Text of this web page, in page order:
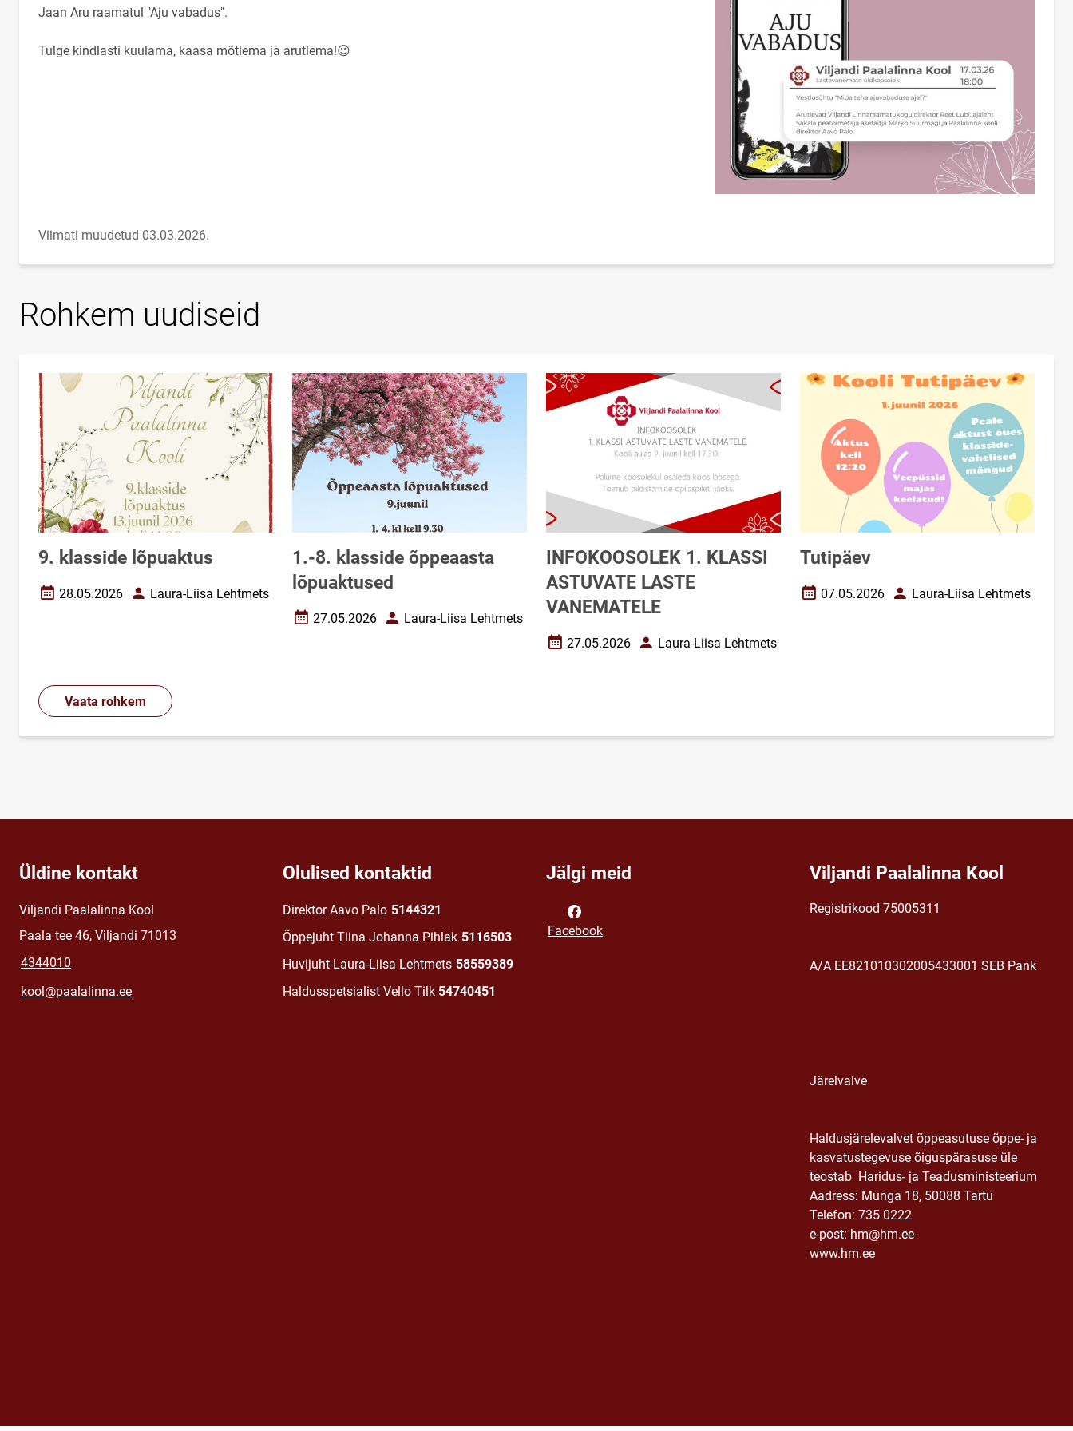
Jaan Aru raamatul "Aju vabadus".
Tulge kindlasti kuulama, kaasa mõtlema ja arutlema!😉
Viimati muudetud 03.03.2026.
Rohkem uudiseid
9. klasside lõpuaktus
Loomise kuupäev
28.05.2026 AutorLaura-Liisa Lehtmets
1.-8. klasside õppeaasta
lõpuaktused
Loomise kuupäev
27.05.2026 AutorLaura-Liisa Lehtmets
INFOKOOSOLEK 1. KLASSI
ASTUVATE LASTE
VANEMATELE
Loomise kuupäev
27.05.2026 AutorLaura-Liisa Lehtmets
Tutipäev
Loomise kuupäev
07.05.2026 AutorLaura-Liisa Lehtmets
Vaata rohkem
Üldine kontakt
Viljandi Paalalinna Kool
Paala tee 46, Viljandi 71013
4344010
kool@paalalinna.ee
Olulised kontaktid
Direktor Aavo Palo 5144321
Õppejuht Tiina Johanna Pihlak 5116503
Huvijuht Laura-Liisa Lehtmets 58559389
Haldusspetsialist Vello Tilk 54740451
Jälgi meid
Facebook
Viljandi Paalalinna Kool
Registrikood 75005311
A/A EE821010302005433001 SEB Pank
Järelvalve
Haldusjärelevalvet õppeasutuse õppe- ja
kasvatustegevuse õiguspärasuse üle
teostab Haridus- ja Teadusministeerium
Aadress: Munga 18, 50088 Tartu
Telefon: 735 0222
e-post: hm@hm.ee
www.hm.ee